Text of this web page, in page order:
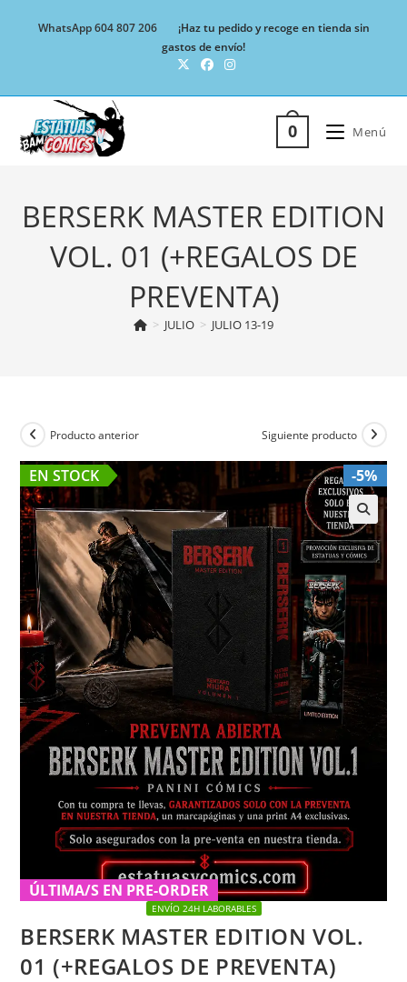
WhatsApp 604 807 206
¡Haz tu pedido y recoge en tienda sin
gastos de envío!
0 Menú
BERSERK MASTER EDITION
VOL. 01 (+REGALOS DE
PREVENTA)
> JULIO > JULIO 13-19
Producto anterior Siguiente producto
🔍
EN STOCK -5%
ÚLTIMA/S EN PRE-ORDER
ENVÍO 24H LABORABLES
BERSERK MASTER EDITION VOL.
01 (+REGALOS DE PREVENTA)